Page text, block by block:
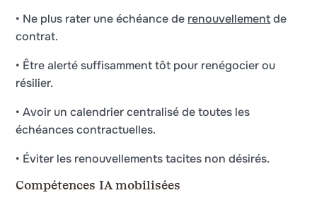
• Ne plus rater une échéance de renouvellementde
contrat.
• Être alerté suffisamment tôt pour renégocier ou
résilier.
• Avoir un calendrier centralisé de toutes les
échéances contractuelles.
• Éviter les renouvellements tacites non désirés.
Compétences IA mobilisées